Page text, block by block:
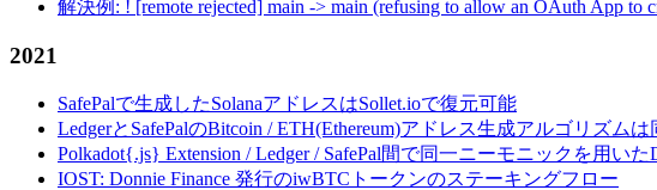
解決例: ! [remote rejected] main -> main (refusing to allow an OAuth App
2021
SafePalで生成したSolanaアドレスはSollet.ioで復元可能
LedgerとSafePalのBitcoin / ETH(Ethereum)アドレス生成アルゴリズムは
Polkadot{.js} Extension / Ledger / SafePal間で同一ニーモニックを用い
IOST: Donnie Finance 発行のiwBTCトークンのステーキングフロー